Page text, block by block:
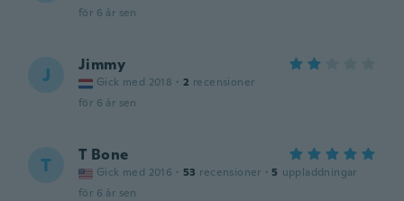
för 6 år sen
J Jimmy
Gick med 2018 · 2 recensioner
för 6 år sen
T T Bone
Gick med 2016 · 53 recensioner · 5 uppladdningar
för 6 år sen